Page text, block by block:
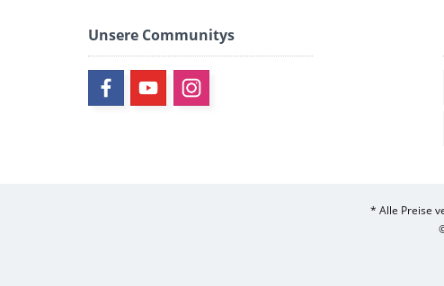
Unsere Communitys
* Alle Preise